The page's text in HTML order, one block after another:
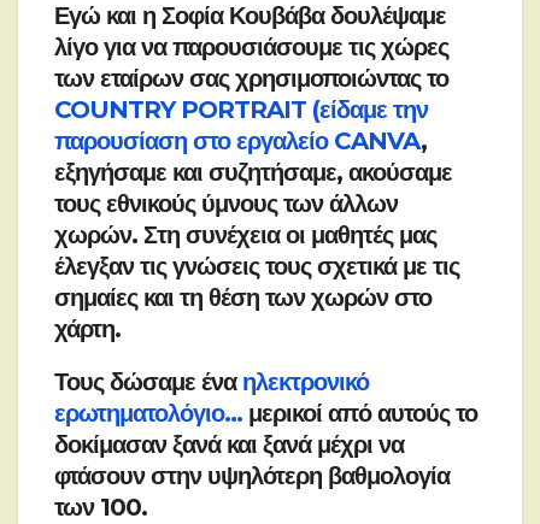
Εγώ και η Σοφία Κουβάβα δουλέψαμε
λίγο για να παρουσιάσουμε τις χώρες
των εταίρων σας χρησιμοποιώντας το
COUNTRY PORTRAIT (είδαμε την
παρουσίαση στο εργαλείο CANVA,
εξηγήσαμε και συζητήσαμε, ακούσαμε
τους εθνικούς ύμνους των άλλων
χωρών. Στη συνέχεια οι μαθητές μας
έλεγξαν τις γνώσεις τους σχετικά με τις
σημαίες και τη θέση των χωρών στο
χάρτη.
Τους δώσαμε ένα ηλεκτρονικό
ερωτηματολόγιο… μερικοί από αυτούς το
δοκίμασαν ξανά και ξανά μέχρι να
φτάσουν στην υψηλότερη βαθμολογία
των 100.